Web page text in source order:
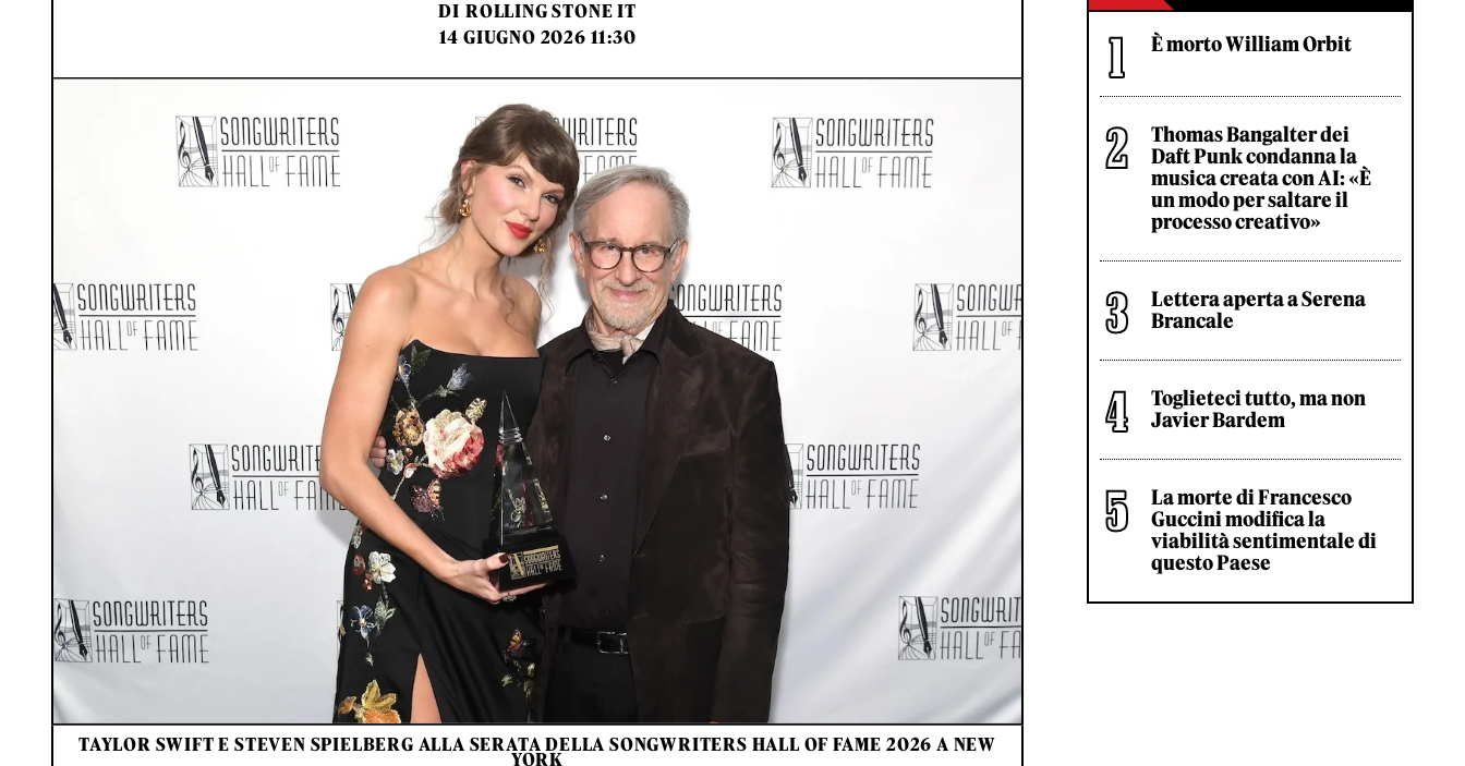
DI ROLLING STONE IT
14 GIUGNO 2026 11:30
TAYLOR SWIFT E STEVEN SPIELBERG ALLA SERATA DELLA SONGWRITERS HALL OF FAME 2026 A NEW
YORK
È morto William Orbit
Thomas Bangalter dei
Daft Punk condanna la
musica creata con AI: «È
un modo per saltare il
processo creativo»
Lettera aperta a Serena
Brancale
Toglieteci tutto, ma non
Javier Bardem
La morte di Francesco
Guccini modifica la
viabilità sentimentale di
questo Paese